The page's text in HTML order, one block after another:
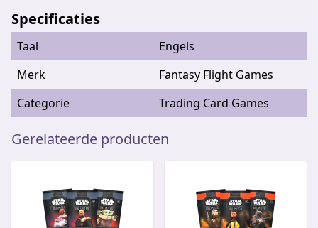
Specificaties
Taal
Engels
Merk
Fantasy Flight Games
Categorie
Trading Card Games
Gerelateerde producten